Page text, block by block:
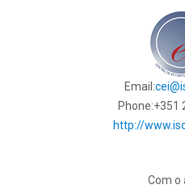
Email:
Phone:+351
http://
Com o